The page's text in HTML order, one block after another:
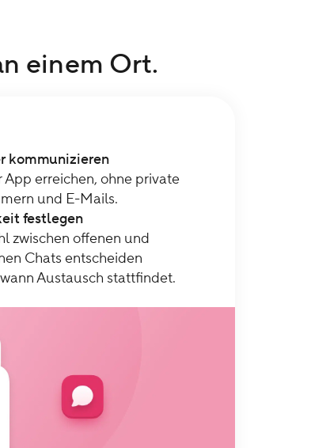
einem Ort.
kommunizieren
App erreichen, ohne private
und E-Mails.
festlegen
zwischen offenen und
Chats entscheiden
Austausch stattfindet.